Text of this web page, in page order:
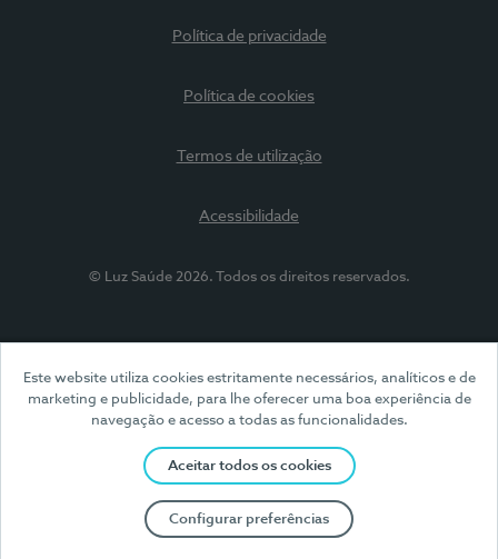
Este website utiliza cookies estritamente necessários, analíticos e de
marketing e publicidade, para lhe oferecer uma boa experiência de
navegação e acesso a todas as funcionalidades.
Aceitar todos os cookies
Configurar preferências
Política de privacidade
Política de cookies
Termos de utilização
Acessibilidade
© Luz Saúde 2026. Todos os direitos reservados.